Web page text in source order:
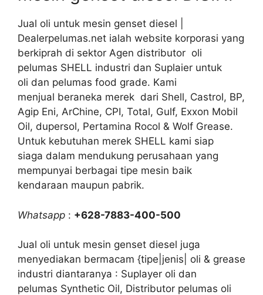
Jual oli untuk mesin genset diesel |
Dealerpelumas.net ialah website korporasi yang
berkiprah di sektor Agen distributor oli
pelumas SHELL industri dan Suplaier untuk
oli dan pelumas food grade. Kami
menjual beraneka merek dari Shell, Castrol, BP,
Agip Eni, ArChine, CPI, Total, Gulf, Exxon Mobil
Oil, dupersol, Pertamina Rocol & Wolf Grease.
Untuk kebutuhan merek SHELL kami siap
siaga dalam mendukung perusahaan yang
mempunyai berbagai tipe mesin baik
kendaraan maupun pabrik.
Whatsapp : +628-7883-400-500
Jual oli untuk mesin genset diesel juga
menyediakan bermacam {tipe|jenis| oli & grease
industri diantaranya : Suplayer oli dan
pelumas Synthetic Oil, Distributor pelumas oli